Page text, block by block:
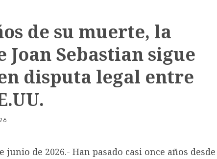
de su muerte, la
Joan Sebastian sigue
disputa legal entre
junio de 2026.- Han pasado casi once años desde